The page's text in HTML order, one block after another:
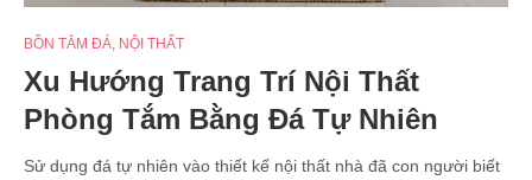
BỒN TẮM ĐÁ, NỘI THẤT
Xu Hướng Trang Trí Nội Thất
Phòng Tắm Bằng Đá Tự Nhiên
Sử dụng đá tự nhiên vào thiết kế nội thất nhà đã con người biết